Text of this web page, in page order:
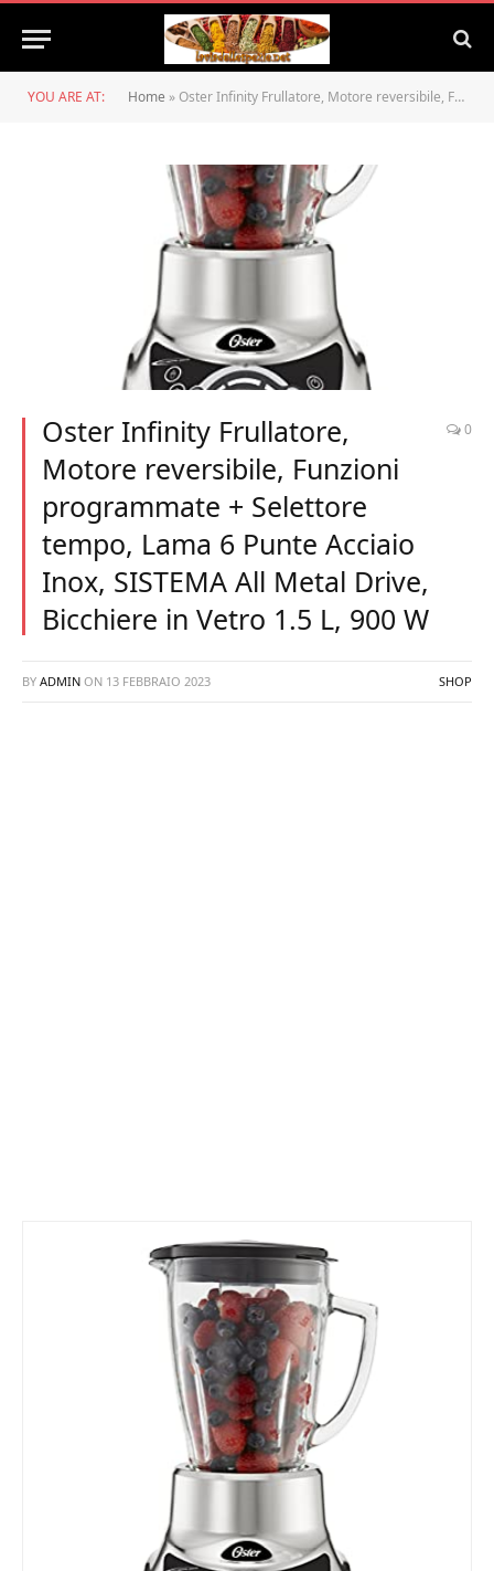
YOU ARE AT: Home » Oster Infinity Frullatore, Motore reversibile, Funzioni programmate + Selettore tempo, Lama 6 Punte Acciaio Inox, SISTEMA All Metal Drive, Bicchiere in Vetro 1.5 L, 900 W
Oster Infinity Frullatore,
Motore reversibile, Funzioni
programmate + Selettore
tempo, Lama 6 Punte Acciaio
Inox, SISTEMA All Metal Drive,
Bicchiere in Vetro 1.5 L, 900 W
0
BY ADMIN ON 13 FEBBRAIO 2023 SHOP